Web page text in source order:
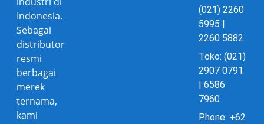
Indonesia.
Sebagai
distributor
resmi
berbagai
merek
ternama,
kami
(021) 2260
5995 |
2260 5882
Toko: (021)
2907 0791
| 6586
7960
Phone: +62